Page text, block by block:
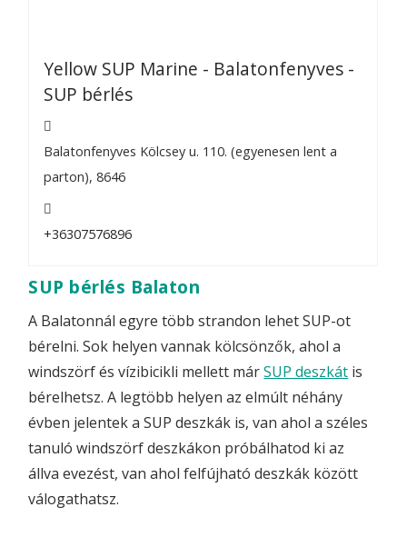
Yellow SUP Marine - Balatonfenyves -
SUP bérlés
Balatonfenyves Kölcsey u. 110. (egyenesen lent a
parton), 8646
+36307576896
SUP bérlés Balaton
A Balatonnál egyre több strandon lehet SUP-ot
bérelni. Sok helyen vannak kölcsönzők, ahol a
windszörf és vízibicikli mellett márSUP deszkát is
bérelhetsz. A legtöbb helyen az elmúlt néhány
évben jelentek a SUP deszkák is, van ahol a széles
tanuló windszörf deszkákon próbálhatod ki az
állva evezést, van ahol felfújható deszkák között
válogathatsz.